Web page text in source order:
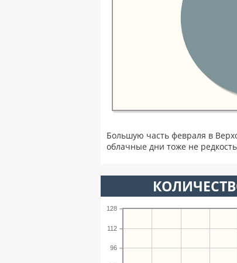
Большую часть февраля в
облачные дни тоже не
96
112
128